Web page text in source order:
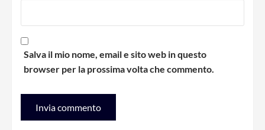
Salva il mio nome, email e sito web in questo
browser per la prossima volta che commento.